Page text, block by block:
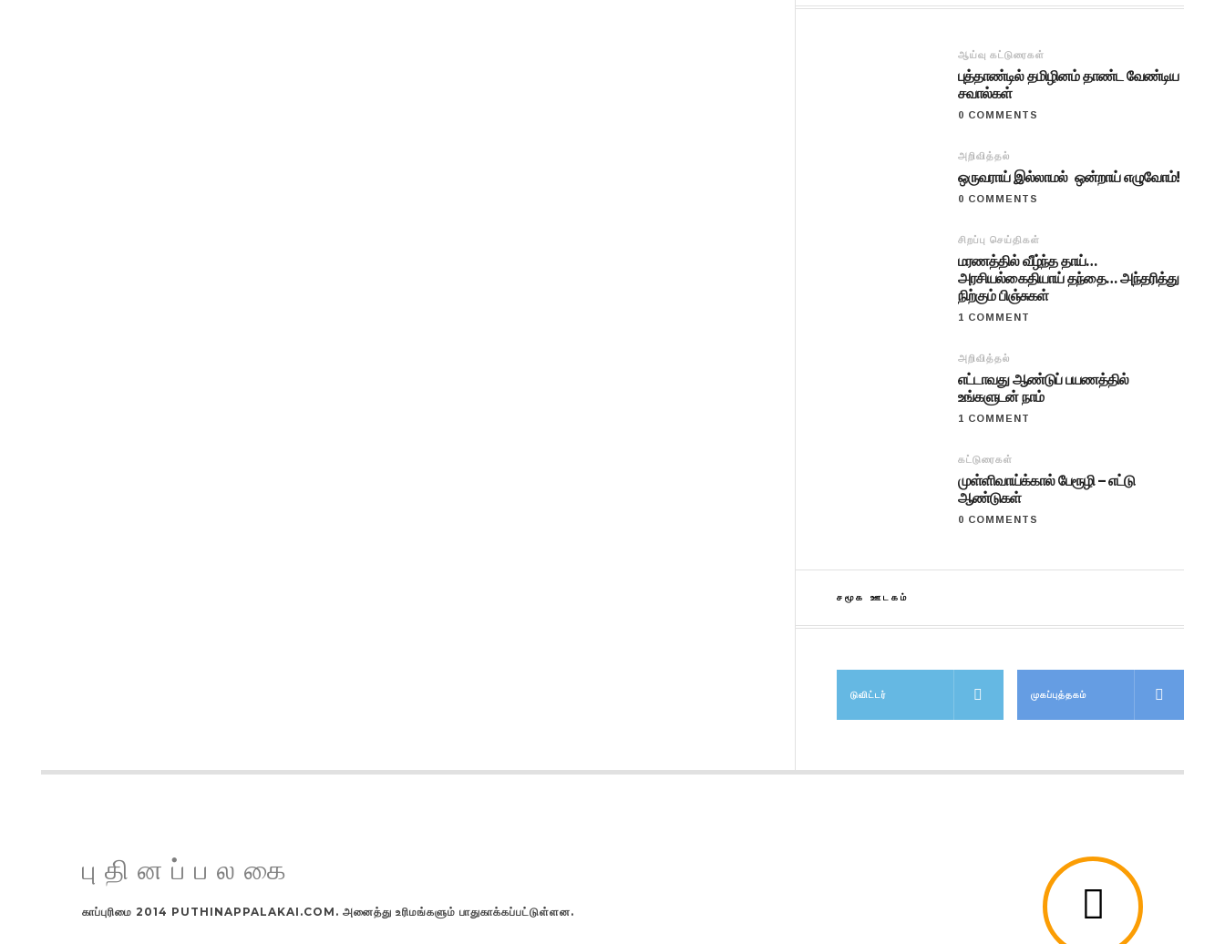
ஆய்வு கட்டுரைகள்
புத்தாண்டில் தமிழினம் தாண்ட வேண்டிய
சவால்கள்
0 COMMENTS
அறிவித்தல்
ஒருவராய் இல்லாமல் ஒன்றாய் எழுவோம்!
0 COMMENTS
சிறப்பு செய்திகள்
மரணத்தில் வீழ்ந்த தாய்…
அரசியல்கைதியாய் தந்தை… அந்தரித்து
நிற்கும் பிஞ்சுகள்
1 COMMENT
அறிவித்தல்
எட்டாவது ஆண்டுப் பயணத்தில்
உங்களுடன் நாம்
1 COMMENT
கட்டுரைகள்
முள்ளிவாய்க்கால் பேரூழி – எட்டு
ஆண்டுகள்
0 COMMENTS
சமூக ஊடகம்
டுவிட்டர் முகப்புத்தகம்
புதினப்பலகை
காப்புரிமை 2014 PUTHINAPPALAKAI.COM. அனைத்து உரிமங்களும் பாதுகாக்கப்பட்டுள்ளன.